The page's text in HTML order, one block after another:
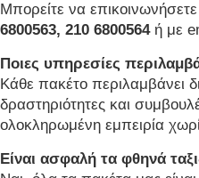
Μπορείτε να
6800563, 210 6800564ή με
Ποιες υπηρεσίες
Κάθε πακέτο περιλαμβάνει
δραστηριότητες και
ολοκληρωμένη εμπειρία
Είναι ασφαλή τα φθηνά